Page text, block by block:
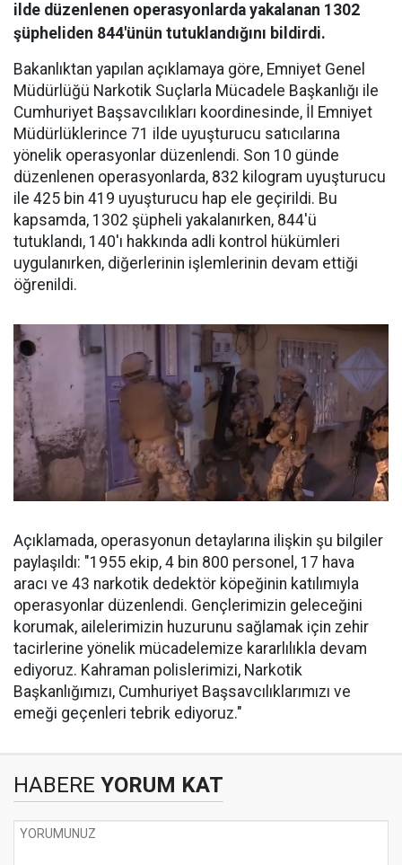
ilde düzenlenen operasyonlarda yakalanan 1302
şüpheliden 844'ünün tutuklandığını bildirdi.
Bakanlıktan yapılan açıklamaya göre, Emniyet Genel
Müdürlüğü Narkotik Suçlarla Mücadele Başkanlığı ile
Cumhuriyet Başsavcılıkları koordinesinde, İl Emniyet
Müdürlüklerince 71 ilde uyuşturucu satıcılarına
yönelik operasyonlar düzenlendi. Son 10 günde
düzenlenen operasyonlarda, 832 kilogram uyuşturucu
ile 425 bin 419 uyuşturucu hap ele geçirildi. Bu
kapsamda, 1302 şüpheli yakalanırken, 844'ü
tutuklandı, 140'ı hakkında adli kontrol hükümleri
uygulanırken, diğerlerinin işlemlerinin devam ettiği
öğrenildi.
Açıklamada, operasyonun detaylarına ilişkin şu bilgiler
paylaşıldı: "1955 ekip, 4 bin 800 personel, 17 hava
aracı ve 43 narkotik dedektör köpeğinin katılımıyla
operasyonlar düzenlendi. Gençlerimizin geleceğini
korumak, ailelerimizin huzurunu sağlamak için zehir
tacirlerine yönelik mücadelemize kararlılıkla devam
ediyoruz. Kahraman polislerimizi, Narkotik
Başkanlığımızı, Cumhuriyet Başsavcılıklarımızı ve
emeği geçenleri tebrik ediyoruz."
HABERE YORUM KAT